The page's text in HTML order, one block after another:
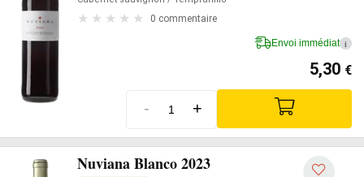
0 commentaire
Envoi immédiat i
5,30 €
- +
Nuviana Blanco 2023